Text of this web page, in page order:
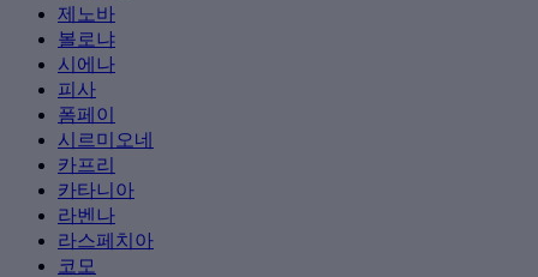
제노바
볼로냐
시에나
피사
폼페이
시르미오네
카프리
카타니아
라벤나
라스페치아
코모